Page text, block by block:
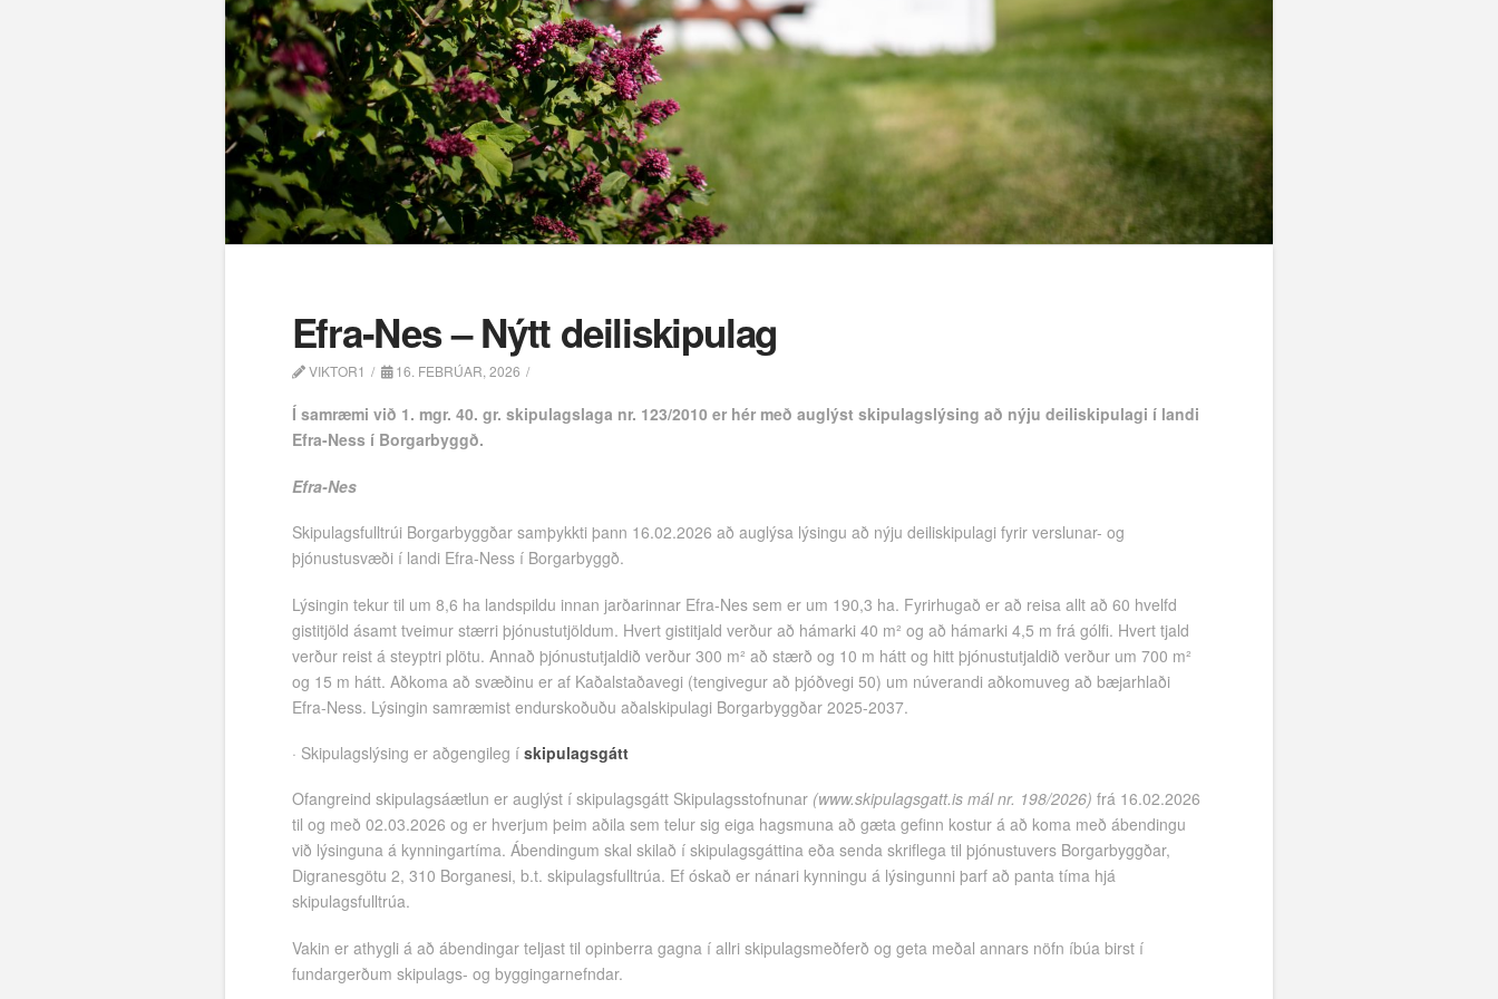
Efra-Nes – Nýtt deiliskipulag
VIKTOR1 16. FEBRÚAR, 2026
Í samræmi við 1. mgr. 40. gr. skipulagslaga nr. 123/2010 er hér með auglýst skipulagslýsing að nýju deiliskipulagi í landi
Efra-Ness í Borgarbyggð.
Efra-Nes
Skipulagsfulltrúi Borgarbyggðar samþykkti þann 16.02.2026 að auglýsa lýsingu að nýju deiliskipulagi fyrir verslunar- og
þjónustusvæði í landi Efra-Ness í Borgarbyggð.
Lýsingin tekur til um 8,6 ha landspildu innan jarðarinnar Efra-Nes sem er um 190,3 ha. Fyrirhugað er að reisa allt að 60 hvelfd
gistitjöld ásamt tveimur stærri þjónustutjöldum. Hvert gistitjald verður að hámarki 40 m² og að hámarki 4,5 m frá gólfi. Hvert tjald
verður reist á steyptri plötu. Annað þjónustutjaldið verður 300 m² að stærð og 10 m hátt og hitt þjónustutjaldið verður um 700 m²
og 15 m hátt. Aðkoma að svæðinu er af Kaðalstaðavegi (tengivegur að þjóðvegi 50) um núverandi aðkomuveg að bæjarhlaði
Efra-Ness. Lýsingin samræmist endurskoðuðu aðalskipulagi Borgarbyggðar 2025-2037.
· Skipulagslýsing er aðgengileg í skipulagsgátt
Ofangreind skipulagsáætlun er auglýst í skipulagsgátt Skipulagsstofnunar (www.skipulagsgatt.is mál nr. 198/2026) frá 16.02.2026
til og með 02.03.2026 og er hverjum þeim aðila sem telur sig eiga hagsmuna að gæta gefinn kostur á að koma með ábendingu
við lýsinguna á kynningartíma. Ábendingum skal skilað í skipulagsgáttina eða senda skriflega til þjónustuvers Borgarbyggðar,
Digranesgötu 2, 310 Borganesi, b.t. skipulagsfulltrúa. Ef óskað er nánari kynningu á lýsingunni þarf að panta tíma hjá
skipulagsfulltrúa.
Vakin er athygli á að ábendingar teljast til opinberra gagna í allri skipulagsmeðferð og geta meðal annars nöfn íbúa birst í
fundargerðum skipulags- og byggingarnefndar.